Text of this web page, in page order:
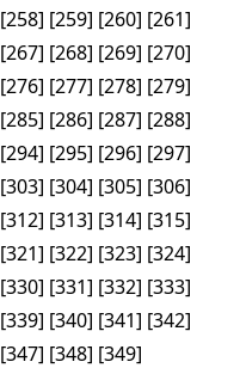
[258] [259] [260] [261]
[267] [268] [269] [270]
[276] [277] [278] [279]
[285] [286] [287] [288]
[294] [295] [296] [297]
[303] [304] [305] [306]
[312] [313] [314] [315]
[321] [322] [323] [324]
[330] [331] [332] [333]
[339] [340] [341] [342]
[347] [348] [349]